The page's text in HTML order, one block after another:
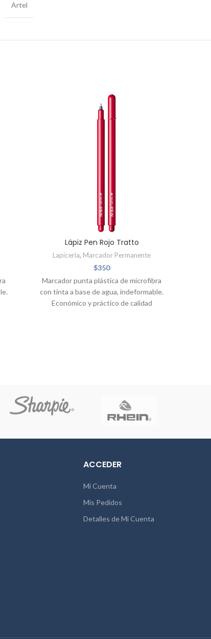
Artel
Lápiz Pen Rojo Tratto
Lapiceria, Marcador Permanente
$350
Marcador punta plástica de microfibra
con tinta a base de agua, indeformable.
Económico y práctico de calidad
ACCEDER
Mi Cuenta
Mis Pedidos
Detalles de Mi Cuenta